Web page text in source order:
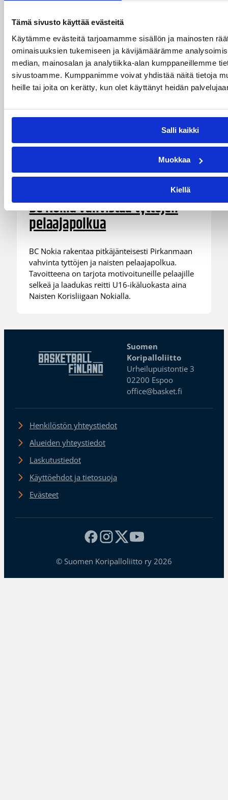
Tämä sivusto käyttää evästeitä
Käytämme evästeitä tarjoamamme sisällön ja mainosten
ominaisuuksien tukemiseen ja kävijämäärämme
median, mainosalan ja analytiikka-alan kumppaneillemme
sivustoamme. Kumppanimme voivat yhdistää näitä tietoja
heille tai joita on kerätty, kun olet käyttänyt heidän
Salli kaikki
Muokkaa
Kiellä
maata. Kahden päivän aikana kentillä pelataan
satoja otteluita.
BC Nokia vahvistaa tyttöjen
pelaajapolkua
BC Nokia rakentaa pitkäjänteisesti Pirkanmaan
vahvinta tyttöjen ja naisten pelaajapolkua.
Tavoitteena on tarjota motivoituneille pelaajille
selkeä ja laadukas reitti U16-ikäluokasta aina
Naisten Korisliigaan Nokialla.
Suomen
Koripalloliitto
Urheilupuistontie 3
02200 Espoo
office@basket.fi
Henkilöstön yhteystiedot
Alueiden yhteystiedot
Laskutustiedot
Käyttöehdot ja tietosuoja
Evästeet
© Suomen Koripalloliitto ry 2026